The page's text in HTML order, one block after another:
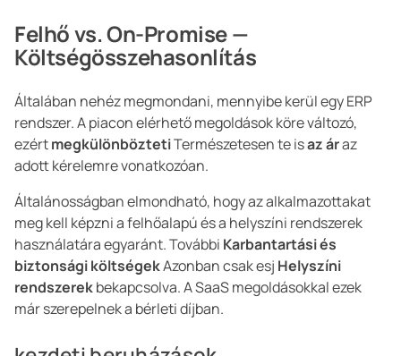
Felhő vs. On-Promise —
Költségösszehasonlítás
Általában nehéz megmondani, mennyibe kerül egy ERP
rendszer. A piacon elérhető megoldások köre változó,
ezértmegkülönböztetiTermészetesen te isaz áraz
adott kérelemre vonatkozóan.
Általánosságban elmondható, hogy az alkalmazottakat
meg kell képzni a felhőalapú és a helyszíni rendszerek
használatára egyaránt. További Karbantartási és
biztonsági költségekAzonban csak esj Helyszíni
rendszerekbekapcsolva. A SaaS megoldásokkal ezek
már szerepelnek a bérleti díjban.